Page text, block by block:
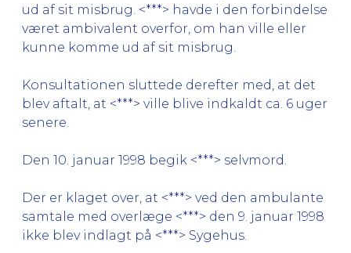
ud af sit misbrug. <***> havde i den forbindelse
været ambivalent overfor, om han ville eller
kunne komme ud af sit misbrug.
Konsultationen sluttede derefter med, at det
blev aftalt, at <***> ville blive indkaldt ca. 6 uger
senere.
Den 10. januar 1998 begik <***> selvmord.
Der er klaget over, at <***> ved den ambulante
samtale med overlæge <***> den 9. januar 1998
ikke blev indlagt på <***> Sygehus.